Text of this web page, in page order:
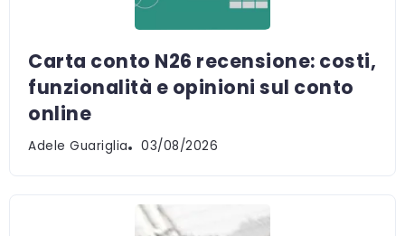
Carta conto N26 recensione: costi,
funzionalità e opinioni sul conto
online
Adele Guariglia 03/08/2026